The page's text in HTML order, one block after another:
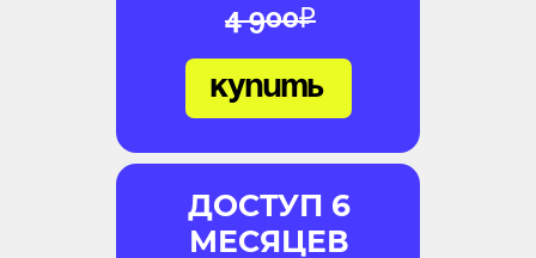
купить
4 900₽
ДОСТУП 6
МЕСЯЦЕВ